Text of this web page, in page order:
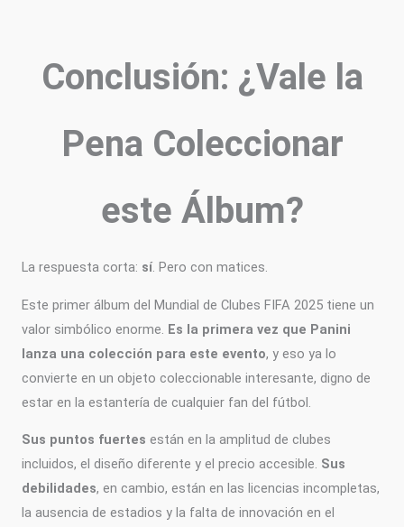
Conclusión: ¿Vale la
Pena Coleccionar
este Álbum?
La respuesta corta: sí. Pero con matices.
Este primer álbum del Mundial de Clubes FIFA 2025 tiene un
valor simbólico enorme. Es la primera vez que Panini
lanza una colección para este evento, y eso ya lo
convierte en un objeto coleccionable interesante, digno de
estar en la estantería de cualquier fan del fútbol.
Sus puntos fuertes están en la amplitud de clubes
incluidos, el diseño diferente y el precio accesible. Sus
debilidades, en cambio, están en las licencias incompletas,
la ausencia de estadios y la falta de innovación en el